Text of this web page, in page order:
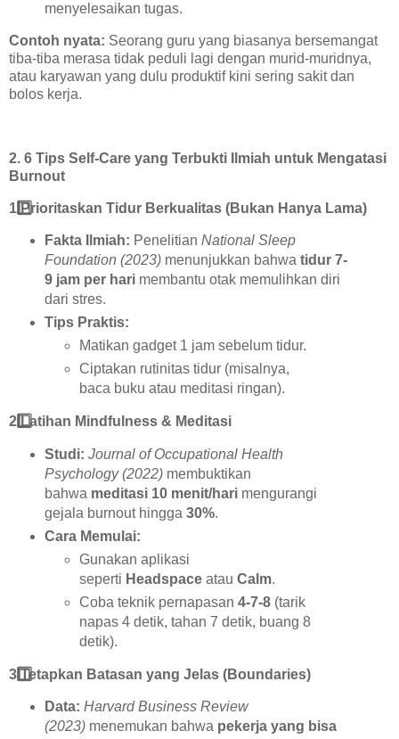
menyelesaikan tugas.
Contoh nyata: Seorang guru yang biasanya bersemangat
tiba-tiba merasa tidak peduli lagi dengan murid-muridnya,
atau karyawan yang dulu produktif kini sering sakit dan
bolos kerja.
2. 6 Tips Self-Care yang Terbukti Ilmiah untuk Mengatasi
Burnout
1️Prioritaskan Tidur Berkualitas (Bukan Hanya Lama)
Fakta Ilmiah: Penelitian National Sleep
Foundation (2023)menunjukkan bahwa tidur 7-
9 jam per harimembantu otak memulihkan diri
dari stres.
Tips Praktis:
Matikan gadget 1 jam sebelum tidur.
Ciptakan rutinitas tidur (misalnya,
baca buku atau meditasi ringan).
2️Latihan Mindfulness & Meditasi
Studi: Journal of Occupational Health
Psychology (2022)membuktikan
bahwa meditasi 10 menit/harimengurangi
gejala burnout hingga 30%.
Cara Memulai:
Gunakan aplikasi
seperti Headspace atauCalm.
Coba teknik pernapasan4-7-8 (tarik
napas 4 detik, tahan 7 detik, buang 8
detik).
3️Tetapkan Batasan yang Jelas (Boundaries)
Data: Harvard Business Review
(2023)menemukan bahwa pekerja yang bisa